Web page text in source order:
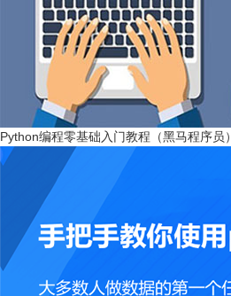
Python编程零基础入门教程（黑马程序员）